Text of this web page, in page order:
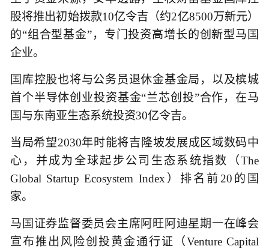
股将推出初始拨款10亿令吉（约2亿8500万新元）
的“组合型基金”，专门投资高增长的创新型马国
企业。
国库控股也将与公务员退休金基金局，以及槟城
首个半导体创业投资基金“兰芯创投”合作，在马
国与东南亚生态系统投资30亿令吉。
当局希望2030年时能将吉隆坡发展成区域数码中
心，并成为全球起步公司生态系统指数（The
Global Startup Ecosystem Index）排名前20的国
家。
马国证券监督委员会主席阿旺阿迪星期一在峰会
宣布推出风险创投黄金通行证（Venture Capital